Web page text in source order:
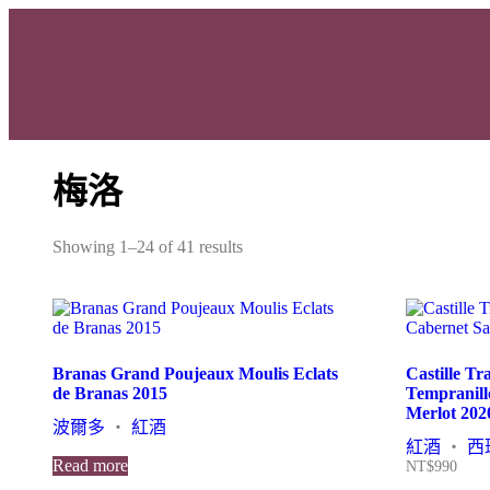
梅洛
Showing 1–24 of 41 results
Branas Grand Poujeaux Moulis Eclats
de Branas 2015
波爾多 ・ 紅酒
Read more
Castille
Merlot
紅酒 ・ 西
NT$990